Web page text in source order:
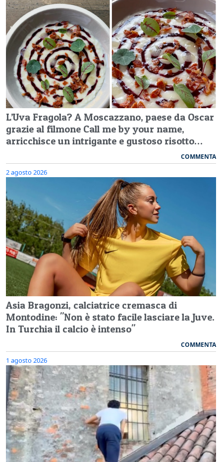
L’Uva Fragola? A Moscazzano, paese da Oscar
grazie al filmone Call me by your name,
arricchisce un intrigante e gustoso risotto…
COMMENTA
2 agosto 2026
Asia Bragonzi, calciatrice cremasca di
Montodine: "Non è stato facile lasciare la Juve.
In Turchia il calcio è intenso"
COMMENTA
1 agosto 2026